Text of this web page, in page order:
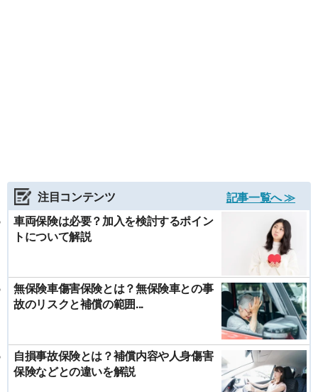
注目コンテンツ
記事一覧へ ≫
車両保険は必要？加入を検討するポイン
トについて解説
無保険車傷害保険とは？無保険車との事
故のリスクと補償の範囲...
自損事故保険とは？補償内容や人身傷害
保険などとの違いを解説